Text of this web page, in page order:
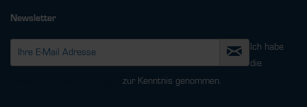
Newsletter
Ich habe
die
zur Kenntnis genommen.